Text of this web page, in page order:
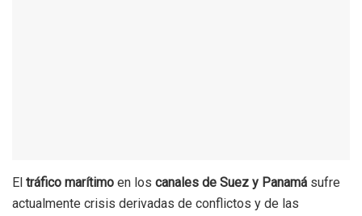
El tráfico marítimo en los canales de Suez y Panamá sufre
actualmente crisis derivadas de conflictos y de las